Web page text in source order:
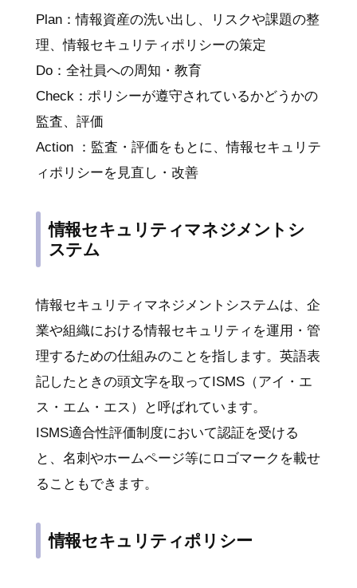
Plan：情報資産の洗い出し、リスクや課題の整
理、情報セキュリティポリシーの策定
Do：全社員への周知・教育
Check：ポリシーが遵守されているかどうかの
監査、評価
Action ：監査・評価をもとに、情報セキュリテ
ィポリシーを見直し・改善
情報セキュリティマネジメントシ
ステム
情報セキュリティマネジメントシステムは、企
業や組織における情報セキュリティを運用・管
理するための仕組みのことを指します。英語表
記したときの頭文字を取ってISMS（アイ・エ
ス・エム・エス）と呼ばれています。
ISMS適合性評価制度において認証を受ける
と、名刺やホームページ等にロゴマークを載せ
ることもできます。
情報セキュリティポリシー